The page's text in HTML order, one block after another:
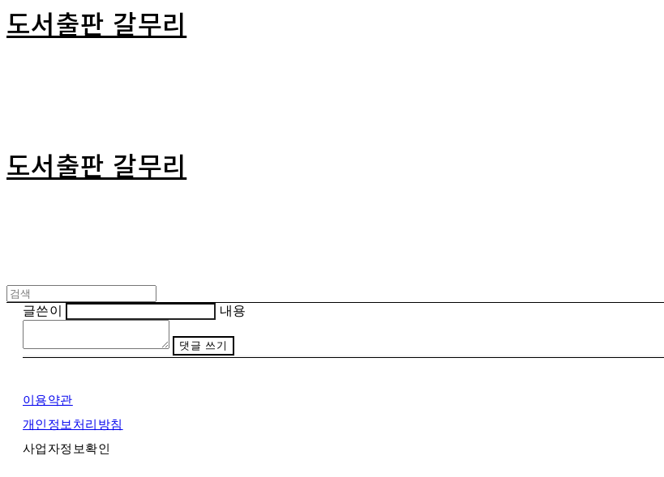
도서출판 갈무리
도서출판 갈무리
글쓴이 내용
댓글 쓰기
이용약관
개인정보처리방침
사업자정보확인